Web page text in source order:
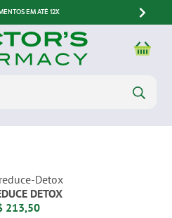
EM ATÉ 12X
DETOX
213,50